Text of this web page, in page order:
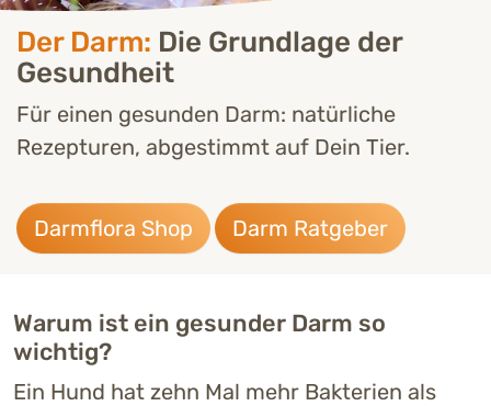
Der Darm: Die Grund­lage der
Gesund­heit
Für einen gesunden Darm: natürliche
Rezepturen, abgestimmt auf Dein Tier.
Darmflora Shop Darm Ratgeber
Warum ist ein gesunder Darm so
wichtig?
Ein Hund hat zehn Mal mehr Bakterien als